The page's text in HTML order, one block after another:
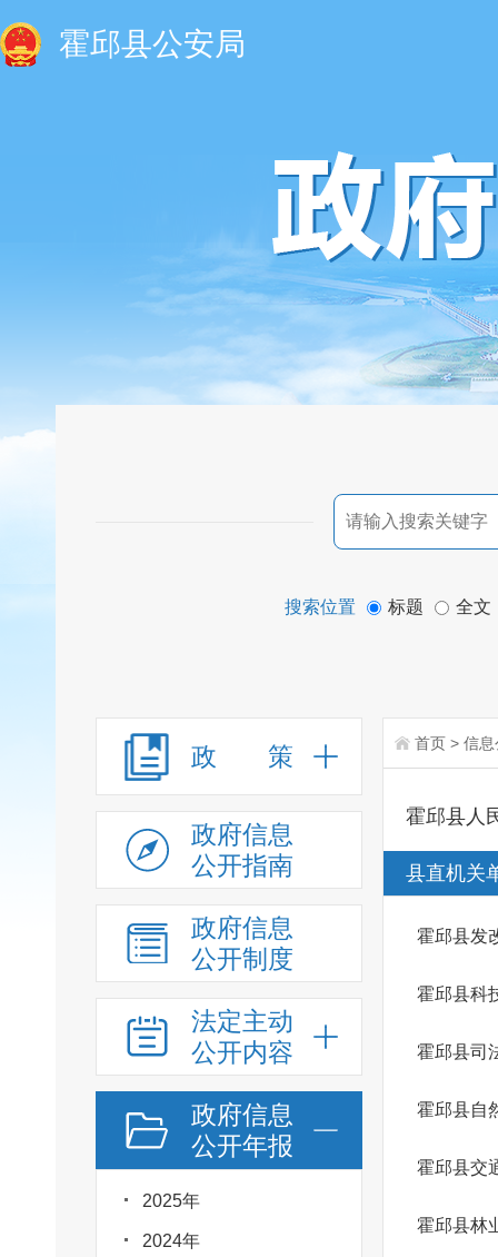
霍邱县公安局
搜索位置 标题 全文
政 策
政府信息
公开指南
政府信息
公开制度
法定主动
公开内容
政府信息
公开年报
2025年
2024年
首页 > 信息
霍邱县人
县直机关
霍邱县发
霍邱县科
霍邱县司
霍邱县自
霍邱县交
霍邱县林